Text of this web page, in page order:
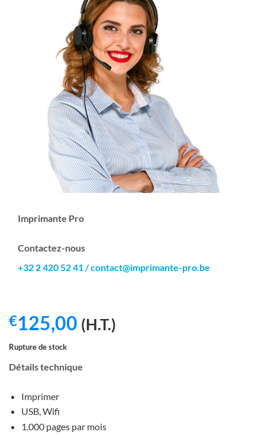
Imprimante Pro
Contactez-nous
+32 2 420 52 41/contact@imprimante-pro.be
€125,00 (H.T.)
Rupture de stock
Détails technique
Imprimer
USB, Wifi
1.000 pages par mois